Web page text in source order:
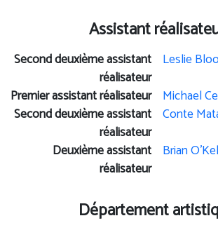
Assistant
Second deuxième assistant
réalisateur
Leslie
Premier assistant réalisateur Michael
Second deuxième assistant
réalisateur
Conte
Deuxième assistant
réalisateur
Brian
Département